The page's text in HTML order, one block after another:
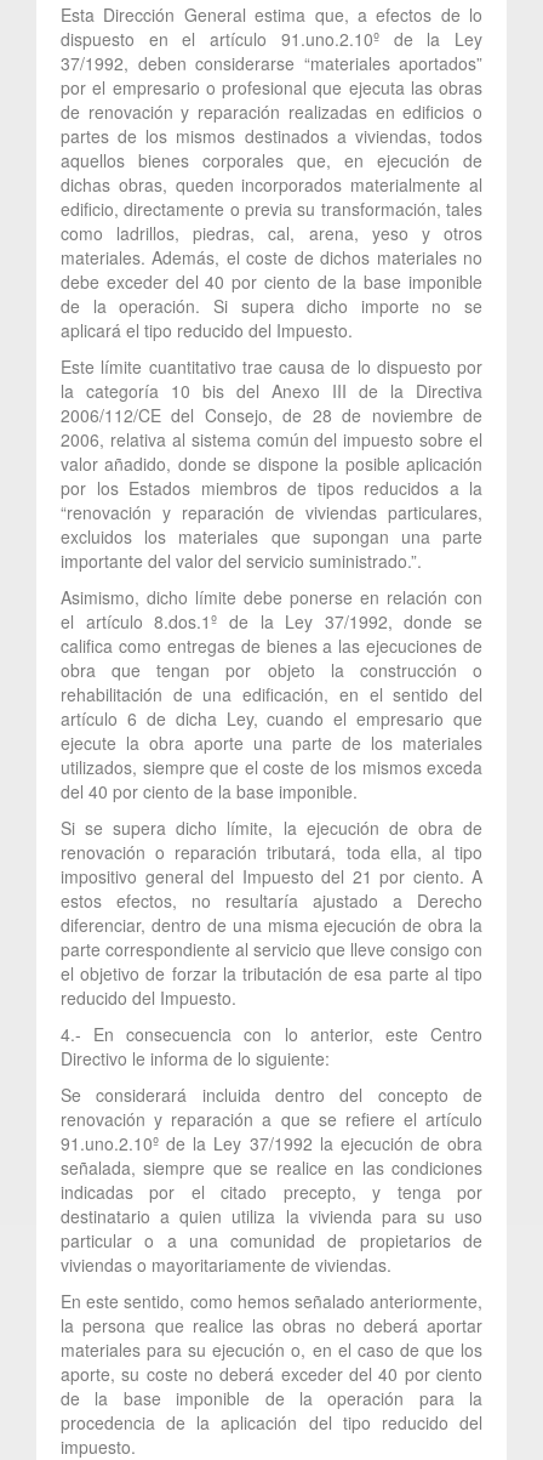
Esta Dirección General estima que, a efectos de lo
dispuesto en el artículo 91.uno.2.10º de la Ley
37/1992, deben considerarse “materiales aportados”
por el empresario o profesional que ejecuta las obras
de renovación y reparación realizadas en edificios o
partes de los mismos destinados a viviendas, todos
aquellos bienes corporales que, en ejecución de
dichas obras, queden incorporados materialmente al
edificio, directamente o previa su transformación, tales
como ladrillos, piedras, cal, arena, yeso y otros
materiales. Además, el coste de dichos materiales no
debe exceder del 40 por ciento de la base imponible
de la operación. Si supera dicho importe no se
aplicará el tipo reducido del Impuesto.
Este límite cuantitativo trae causa de lo dispuesto por
la categoría 10 bis del Anexo III de la Directiva
2006/112/CE del Consejo, de 28 de noviembre de
2006, relativa al sistema común del impuesto sobre el
valor añadido, donde se dispone la posible aplicación
por los Estados miembros de tipos reducidos a la
“renovación y reparación de viviendas particulares,
excluidos los materiales que supongan una parte
importante del valor del servicio suministrado.”.
Asimismo, dicho límite debe ponerse en relación con
el artículo 8.dos.1º de la Ley 37/1992, donde se
califica como entregas de bienes a las ejecuciones de
obra que tengan por objeto la construcción o
rehabilitación de una edificación, en el sentido del
artículo 6 de dicha Ley, cuando el empresario que
ejecute la obra aporte una parte de los materiales
utilizados, siempre que el coste de los mismos exceda
del 40 por ciento de la base imponible.
Si se supera dicho límite, la ejecución de obra de
renovación o reparación tributará, toda ella, al tipo
impositivo general del Impuesto del 21 por ciento. A
estos efectos, no resultaría ajustado a Derecho
diferenciar, dentro de una misma ejecución de obra la
parte correspondiente al servicio que lleve consigo con
el objetivo de forzar la tributación de esa parte al tipo
reducido del Impuesto.
4.- En consecuencia con lo anterior, este Centro
Directivo le informa de lo siguiente:
Se considerará incluida dentro del concepto de
renovación y reparación a que se refiere el artículo
91.uno.2.10º de la Ley 37/1992 la ejecución de obra
señalada, siempre que se realice en las condiciones
indicadas por el citado precepto, y tenga por
destinatario a quien utiliza la vivienda para su uso
particular o a una comunidad de propietarios de
viviendas o mayoritariamente de viviendas.
En este sentido, como hemos señalado anteriormente,
la persona que realice las obras no deberá aportar
materiales para su ejecución o, en el caso de que los
aporte, su coste no deberá exceder del 40 por ciento
de la base imponible de la operación para la
procedencia de la aplicación del tipo reducido del
impuesto.